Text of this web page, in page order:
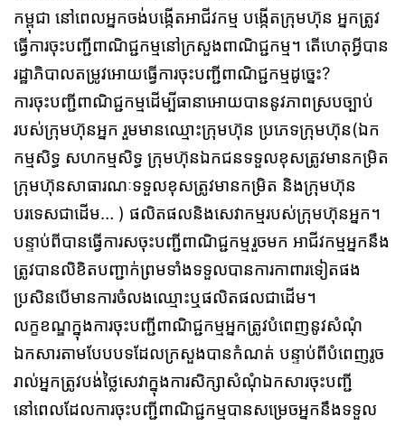
កម្ពុជា នៅពេលអ្នកចង់បង្កើតអាជីវកម្ម បង្កើតក្រុមហ៊ុន អ្នកត្រូវ
ធ្វើការចុះបញ្ជីពាណិជ្ជកម្មនៅក្រសួងពាណិជ្ជកម្ម។ តើហេតុអ្វីបាន
រដ្ឋាភិបាលតម្រូវអោយធ្វើការចុះបញ្ជីពាណិជ្ជកម្មដូច្នេះ?
ការចុះបញ្ជីពាណិជ្ជកម្មដើម្បីធានាអោយបាននូវភាពស្របច្បាប់
របស់ក្រុមហ៊ុនអ្នក រួមមានឈ្មោះក្រុមហ៊ុន ប្រភេទក្រុមហ៊ុន(ឯក
កម្មសិទ្ធ សហកម្មសិទ្ធ ក្រុមហ៊ុនឯកជនទទួលខុសត្រូវមានកម្រិត
ក្រុមហ៊ុនសាធារណៈទទួលខុសត្រូវមានកម្រិត និងក្រុមហ៊ុន
បរទេសជាដើម… ) ផលិតផលនិងសេវាកម្មរបស់ក្រុមហ៊ុនអ្នក។
បន្ទាប់ពីបានធ្វើការសចុះបញ្ជីពាណិជ្ជកម្មរួចមក អាជីវកម្មអ្នកនឹង
ត្រូវបានលិខិតបញ្ជាក់ព្រមទាំងទទួលបានការកាពារទៀតផង
ប្រសិនបើមានការចំលងឈ្មោះឬផលិតផលជាដើម។
លក្ខខណ្ឌក្នុងការចុះបញ្ជីពាណិជ្ជកម្មអ្នកត្រូវបំពេញនូវសំណុំ
ឯកសារតាមបែបបទដែលក្រសួងបានកំណត់ បន្ទាប់ពីបំពេញរូច
រាល់អ្នកត្រូវបង់ថ្លៃសេវាក្នុងការសិក្សាសំណុំឯកសារចុះបញ្ជី
នៅពេលដែលការចុះបញ្ជីពាណិជ្ជកម្មបានសម្រេចអ្នកនឹងទទួល